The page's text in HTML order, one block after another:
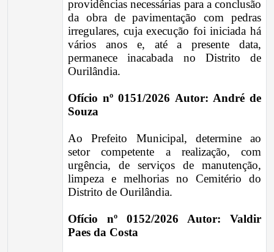
providências necessárias para a conclusão
da obra de pavimentação com pedras
irregulares, cuja execução foi iniciada há
vários anos e, até a presente data,
permanece inacabada no Distrito de
Ourilândia.
Ofício nº 0151/2026 Autor: André de
Souza
Ao Prefeito Municipal, determine ao
setor competente a realização, com
urgência, de serviços de manutenção,
limpeza e melhorias no Cemitério do
Distrito de Ourilândia.
Ofício nº 0152/2026 Autor: Valdir
Paes da Costa